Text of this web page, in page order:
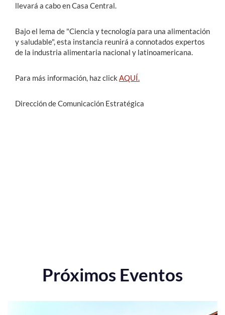
llevará a cabo en Casa Central.
Bajo el lema de "Ciencia y tecnología para una alimentación
y saludable", esta instancia reunirá a connotados expertos
de la industria alimentaria nacional y latinoamericana.
Para más información, haz click AQUÍ.
Dirección de Comunicación Estratégica
Próximos Eventos